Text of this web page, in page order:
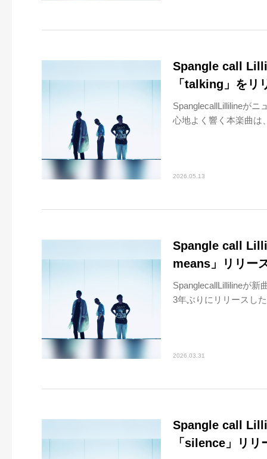
Spangle call Lilli
「talking」をリ
SpanglecallLillilineがニ
心地よく響く本楽曲は
2026.05.13
Spangle call Lilli
means」リリー
SpanglecallLillilineが新
3年ぶりにリリースし
2026.03.31
Spangle call Lilli
「silence」リ